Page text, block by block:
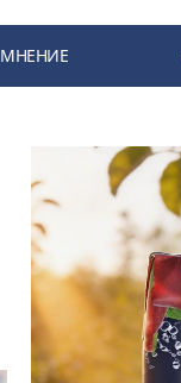
МНЕНИЕ